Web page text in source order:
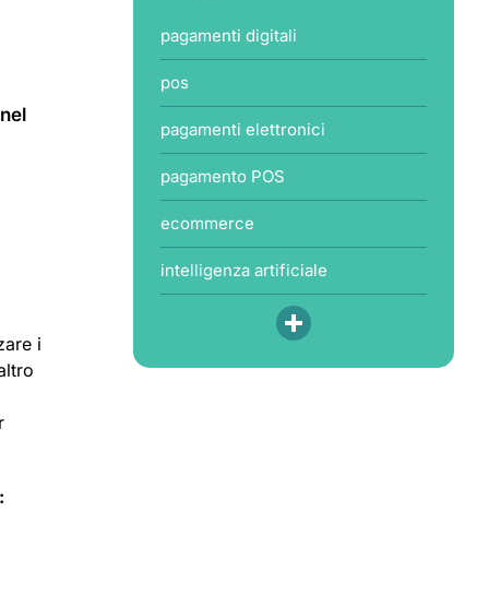
i
pagamenti digitali
pos
pagamenti elettronici
pagamento POS
ecommerce
intelligenza artificiale